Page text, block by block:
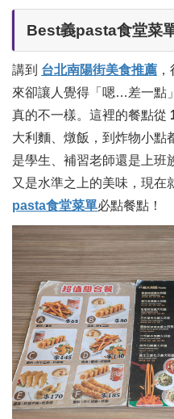
Best義pasta食堂菜
講到 台北南陽街美食推薦
來卻讓人覺得「嗯…差一點
真的不一樣。這裡的餐點從
大利麵、燉飯，到炸物小點
是學生、補習老師還是上班
又是水準之上的美味，現在
pasta食堂菜單必點餐點！